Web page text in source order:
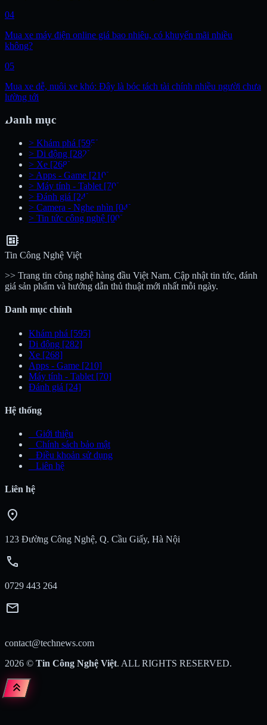
04
Mua xe máy điện online giá bao nhiêu, có khuyến mãi nhiều
không?
05
Mua xe dễ, nuôi xe khó: Đây là bóc tách tài chính nhiều người chưa
lường tới
Danh mục
> Khám phá [595]
> Di động [282]
> Xe [268]
> Apps - Game [210]
> Máy tính - Tablet [70]
> Đánh giá [24]
> Camera - Nghe nhìn [04]
> Tin tức công nghệ [00]
developer_board
Tin Công Nghệ Việt
>> Trang tin công nghệ hàng đầu Việt Nam. Cập nhật tin tức, đánh
giá sản phẩm và hướng dẫn thủ thuật mới nhất mỗi ngày.
Danh mục chính
Khám phá [595]
Di động [282]
Xe [268]
Apps - Game [210]
Máy tính - Tablet [70]
Đánh giá [24]
Hệ thống
Giới thiệu
Chính sách bảo mật
Điều khoản sử dụng
Liên hệ
Liên hệ
location_on
123 Đường Công Nghệ, Q. Cầu Giấy, Hà Nội
call
0729 443 264
mail
contact@technews.com
2026 © Tin Công Nghệ Việt. ALL RIGHTS RESERVED.
keyboard_double_arrow_up